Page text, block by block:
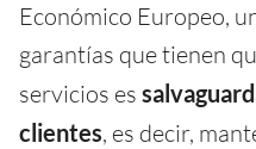
Económico Europeo,
garantías que tienen
servicios es
clientes, es decir,